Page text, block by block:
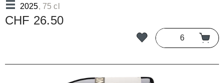
2025, 75 cl
CHF 26.50